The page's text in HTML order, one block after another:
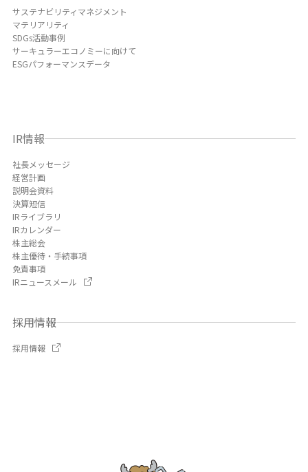
サステナビリティマネジメント
マテリアリティ
SDGs活動事例
サーキュラーエコノミーに向けて
ESGパフォーマンスデータ
IR情報
社長メッセージ
経営計画
説明会資料
決算短信
IRライブラリ
IRカレンダー
株主総会
株主優待・手続事項
免責事項
IRニュースメール
採用情報
採用情報